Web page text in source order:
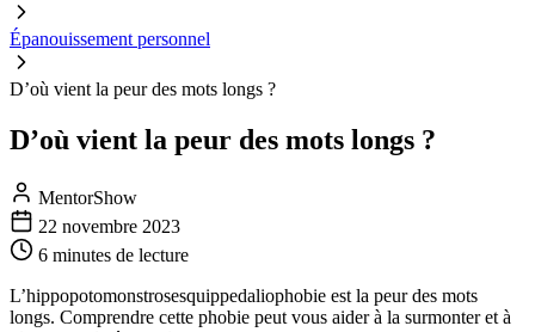
Épanouissement personnel
D’où vient la peur des mots longs ?
D’où vient la peur des mots longs ?
MentorShow
22 novembre 2023
6 minutes de lecture
L’hippopotomonstrosesquippedaliophobie est la peur des mots
longs. Comprendre cette phobie peut vous aider à la surmonter et à